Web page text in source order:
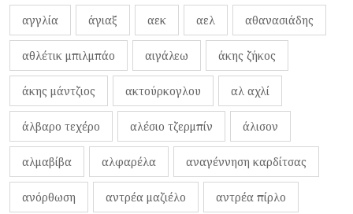
αγγλία άγιαξ αεκ αελ αθανασιάδης
αθλέτικ μπιλμπάο αιγάλεω άκης ζήκος
άκης μάντζιος ακτούρκογλου αλ αχλί
άλβαρο τεχέρο αλέσιο τζερμπίν άλισον
αλμαβίβα αλφαρέλα αναγέννηση καρδίτσας
ανόρθωση αντρέα μαζιέλο αντρέα πίρλο